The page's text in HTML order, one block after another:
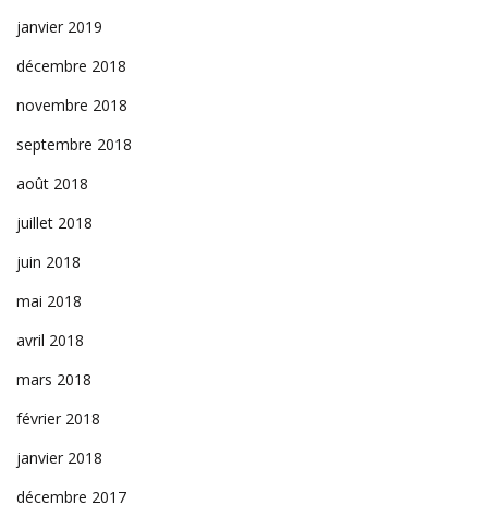
janvier 2019
décembre 2018
novembre 2018
septembre 2018
août 2018
juillet 2018
juin 2018
mai 2018
avril 2018
mars 2018
février 2018
janvier 2018
décembre 2017